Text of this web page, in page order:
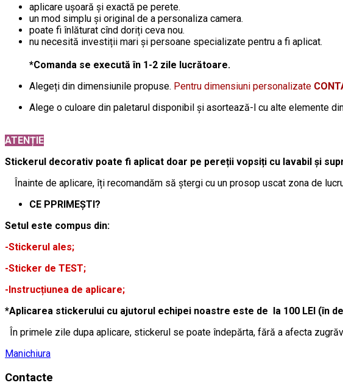
aplicare ușoară și exactă pe perete.
un mod simplu și original de a personaliza camera.
poate fi înlăturat cînd doriți ceva nou.
nu necesită investiții mari și persoane specializate pentru a fi aplicat.
*Comanda se execută în 1-2 zile lucrătoare.
Alegeți din dimensiunile propuse. Pentru dimensiuni personalizate
Alege o culoare din paletarul disponibil și asortează-l cu alte elemente
ATENȚIE
Stickerul decorativ poate fi aplicat doar pe pereții vopsiți cu lavabil și
Înainte de aplicare, îți recomandăm să ștergi cu un prosop uscat zona de
CE PPRIMEȘTI?
Setul este compus din:
-Stickerul ales;
-Sticker de TEST;
-Instrucțiunea de aplicare;
*Aplicarea stickerului cu ajutorul echipei noastre este de la 100 LEI (în
În primele zile dupa aplicare, stickerul se poate îndepărta, fără a afecta
Manichiura
Contacte